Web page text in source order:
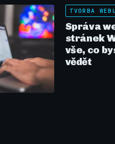
Správa
stránek
vše, co
vědět
TVORBA WEBU